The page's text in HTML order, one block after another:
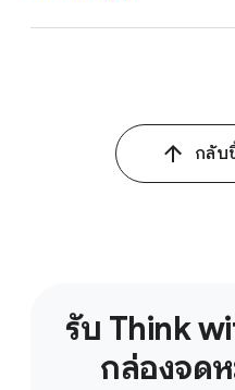
electric or a plug-in hybrid
Google/Kantar, Gearshift
new car purchasers, who
กลับ
รับ Think
กล่องจด